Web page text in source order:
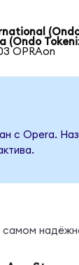
(Ondo
OPRAon
с Opera.
самом